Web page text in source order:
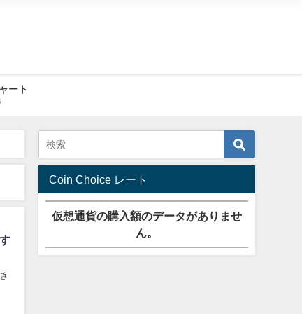
ート
Coin Choice レート
仮想通貨の購入額のデータがありませ
ん。